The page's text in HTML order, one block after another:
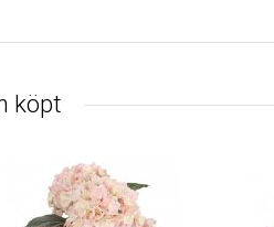
köpt